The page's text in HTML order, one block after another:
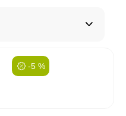
-5 %